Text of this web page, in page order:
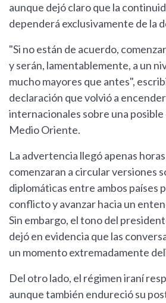
aunque dejó claro que la
dependerá exclusivamente de la
"Si no están de acuerdo,
y serán, lamentablemente, a un
mucho mayores que antes",
declaración que volvió a
internacionales sobre una posible
Medio Oriente.
La advertencia llegó apenas
comenzaran a circular versiones
diplomáticas entre ambos países
conflicto y avanzar hacia un
Sin embargo, el tono del
dejó en evidencia que las
un momento extremadamente
Del otro lado, el régimen iraní
aunque también endureció su